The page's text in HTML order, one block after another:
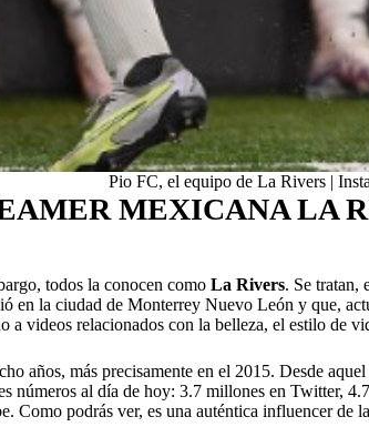
Pio FC, el equipo de La Rivers |
MEXICANA LA
todos la conocen como La Rivers. Se tratan,
en la ciudad de Monterrey Nuevo León y que,
a videos relacionados con la belleza, el estilo de
años, más precisamente en el 2015. Desde
números al día de hoy: 3.7 millones en Twitter,
Como podrás ver, es una auténtica influencer de